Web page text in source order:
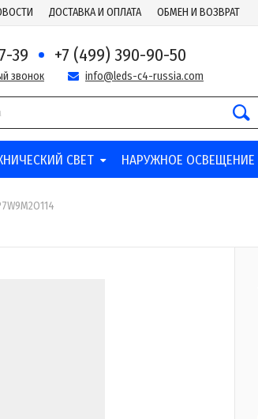
ДОСТАВКА И ОПЛАТА ОБМЕН И ВОЗВРАТ
39 +7 (499) 390-90-50
звонок info@leds-c4-russia.com
СВЕТ НАРУЖНОЕ ОСВЕЩЕНИЕ